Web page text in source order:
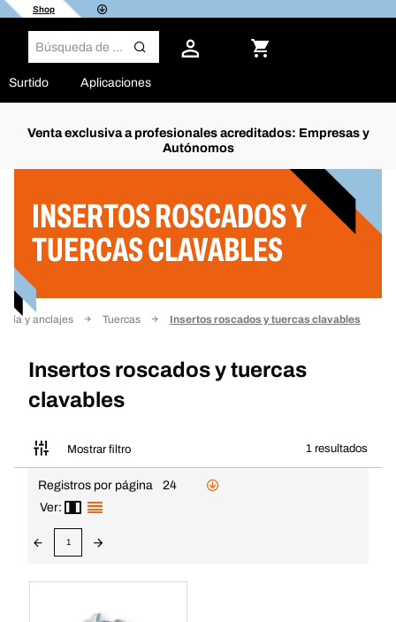
Shop
Surtido Aplicaciones
Venta exclusiva a profesionales acreditados: Empresas y
Autónomos
INSERTOS ROSCADOS Y
TUERCAS CLAVABLES
y anclajes Tuercas Insertos roscados y tuercas clavables
Insertos roscados y tuercas
clavables
Mostrar filtro 1 resultados
Filtro
Registros por página
24
Ver:
1